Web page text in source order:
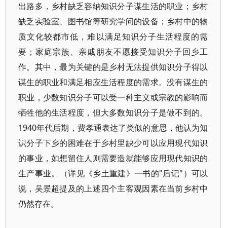
出路多，乡村缺乏容纳知识分子谋生活的职业；乡村
缺乏实验室、图书馆等研究学问的设备；乡村中的物
质文化较都市低，难以满足知识分子生活程度的需
要；家庭宗族、亲戚朋友不愿接受知识分子回乡工
作。其中，最为关键的是乡村无法提供知识分子得以
谋生的职业和满足相应生活程度的需求。没有谋生的
职业，少数知识分子可以受一种主义或宗教的影响而
牺牲他的生活程度，但大多数知识分子是做不到的。
1940年代后期，费孝通表达了类似的意思，他认为知
识分子下乡的困难在于乡村里缺少可以应用现代知识
的事业，如想留住人则需要造就能够应用现代知识的
生产事业。（详见《乡土重建》一书的"后记"）可以
说，吴景超提及的上述四个主客观因素在当前乡村中
仍然存在。